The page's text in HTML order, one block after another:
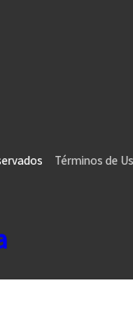
Términos de